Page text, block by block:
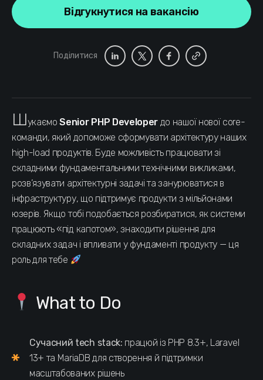
Відгукнутися на вакансію
Поділитися
ШукаємоSenior PHP Developer до нашої нової core-
команди, який допоможе сформувати архітектуру наших
high-load продуктів. Буде можливість працювати зі
складними фундаментальними технічними викликами,
розв’язувати архітектурні задачі та занурюватися в
інфраструктуру, що підтримує продукти з мільйонами
юзерів. Якщо тобі подобається розбиратися, як системи
працюють «під капотом», знаходити рішення для
складних задач і впливати у фундаменті продукту — ця
роль для тебе
What to Do
Сучасний tech stack: працюй із PHP 8.3+, Laravel
13+ та MariaDB для створення й підтримки
масштабованих рішень